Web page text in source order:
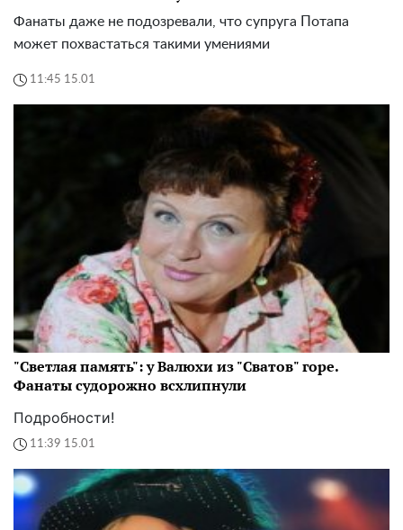
Фанаты даже не подозревали, что супруга Потапа
может похвастаться такими умениями
11:45 15.01
"Светлая память": у Валюхи из "Сватов" горе.
Фанаты судорожно всхлипнули
Подробности!
11:39 15.01